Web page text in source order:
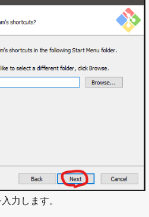
力します。